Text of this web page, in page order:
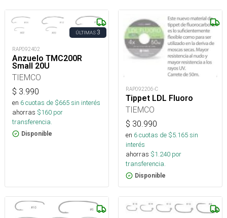
ÚLTIMAS3
RAP092402
Anzuelo TMC200R
Small 20U
TIEMCO
$ 3.990
en 6cuotas de $665sin interés
ahorras $160 por
transferencia.
Disponible
RAP092206-C
Tippet LDL Fluoro
TIEMCO
$ 30.990
en 6cuotas de $5.165sin
interés
ahorras $1.240 por
transferencia.
Disponible